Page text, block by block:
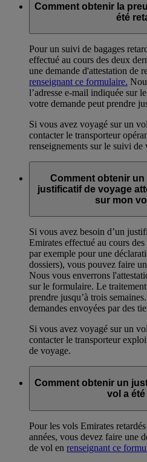
Comment obtenir la
été
Pour un suivi de bagages
effectué au cours des deux
une demande d'attestation de
renseignant ce formulaire.
l’adresse e-mail indiquée sur
votre demande peut prendre
Si vous avez voyagé sur un
contacter le transporteur
renseignements sur le suivi de
Comment obtenir
justificatif de voyage
sur mon
Si vous avez besoin d’un
Emirates effectué au cours
par exemple pour une
dossiers), vous pouvez faire
Nous vous enverrons
sur le formulaire. Le
prendre jusqu’à trois
demandes envoyées par des
Si vous avez voyagé sur un
contacter le transporteur
de voyage.
Comment obtenir un
vol a
Pour les vols Emirates
années, vous devez faire une
de vol en renseignant ce